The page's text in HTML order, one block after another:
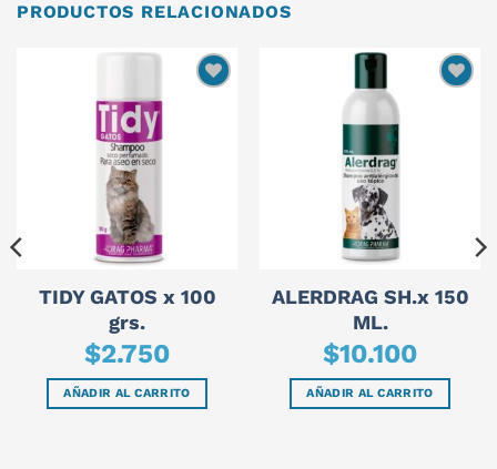
PRODUCTOS RELACIONADOS
TIDY GATOS x 100
grs.
$2.750
AÑADIR AL CARRITO
ALERDRAG SH.x 150
ML.
$10.100
AÑADIR AL CARRITO